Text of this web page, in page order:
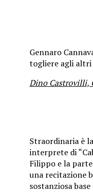
Gennaro
togliere agli altri
Dino Castrovilli,
Straordinaria è
interprete di
Filippo e la
una recitazione
sostanziosa